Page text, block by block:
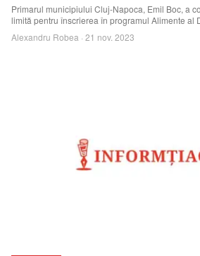
Primarul municipiului Cluj-Napoca, Emil Boc, a
limită pentru înscrierea în programul Alimente al
Alexandru Robea · 21 nov. 2023